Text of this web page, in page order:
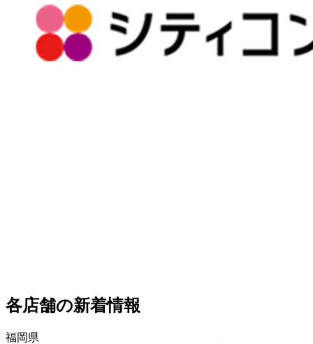
各店舗の新着情報
福岡県